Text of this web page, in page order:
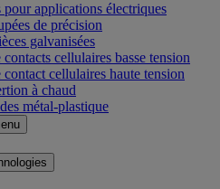
pour applications électriques
de précision
galvanisées
contacts cellulaires basse tension
contact cellulaires haute tension
à chaud
métal-plastique